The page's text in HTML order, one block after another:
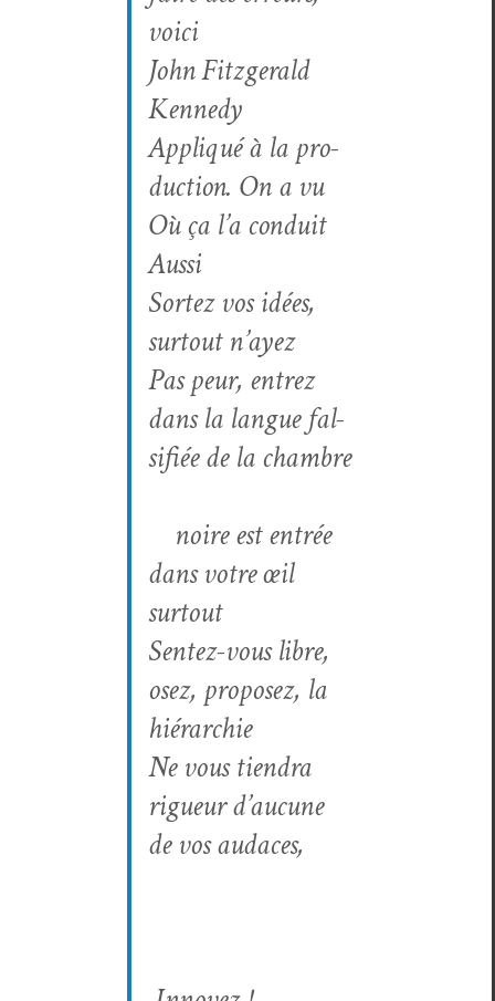
voici
John Fitzger­ald
Kennedy
Appliqué à la pro­
duc­tion. On a vu
Où ça l’a conduit
Aussi
Sortez vos idées,
surtout n’ayez
Pas peur, entrez
dans la langue fal­
si­fiée de la chambre
noire est entrée
dans votre œil
surtout
Sen­tez-vous libre,
osez, pro­posez, la
hiérarchie
Ne vous tien­dra
rigueur d’au­cune
de vos audaces,